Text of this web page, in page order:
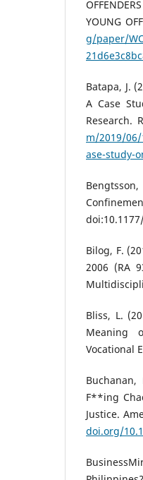
YOUNG
g/paper/
Batapa, J.
A Case
Research.
m/2019/
ase-study-
Bilog, F.
2006 (RA
Bliss, L.
Meaning
Vocational
F**ing
Justice.
doi.org/